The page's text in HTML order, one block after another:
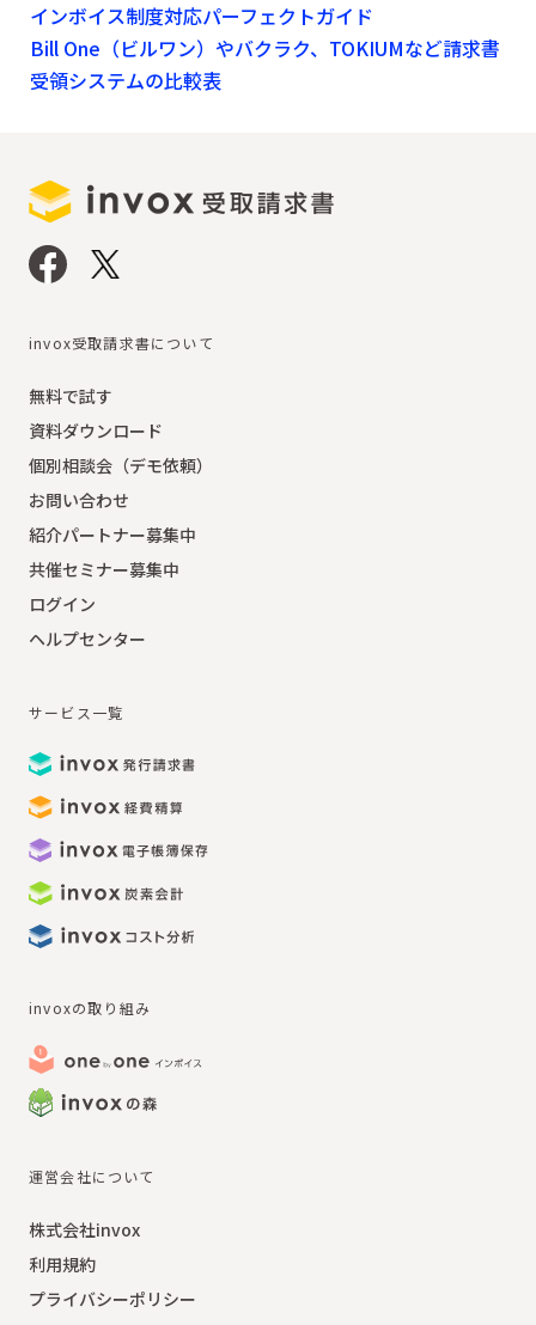
インボイス制度対応パーフェクトガイド
Bill One（ビルワン）やバクラク、TOKIUMなど請求書
受領システムの比較表
invox受取請求書について
無料で試す
資料ダウンロード
個別相談会（デモ依頼）
お問い合わせ
紹介パートナー募集中
共催セミナー募集中
ログイン
ヘルプセンター
サービス一覧
invoxの取り組み
運営会社について
株式会社invox
利用規約
プライバシーポリシー